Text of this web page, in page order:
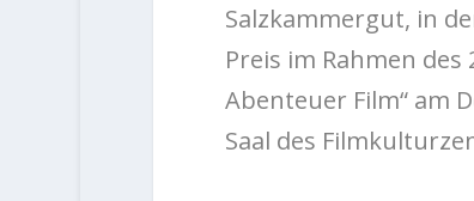
Salzkammergut, in
Preis im Rahmen
Abenteuer Film“ am
Saal des